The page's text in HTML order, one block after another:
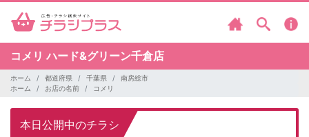
コメリハード&グリーン千倉店
ホーム 都道府県 千葉県
南房総市
ホーム
お店の名前 コメリ
本日公開中のチラシ